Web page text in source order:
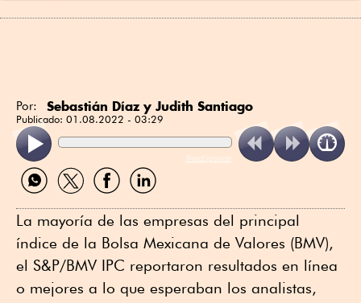
Por: Sebastián Díaz y Judith Santiago
Publicado: 01.08.2022 - 03:29
ReadSpeaker
Compartir
por
Compartir
por
Compartir
por
Compartir
por
La mayoría de las empresas del principal
índice de la Bolsa Mexicana de Valores (BMV),
el S&P/BMV IPC reportaron resultados en línea
o mejores a lo que esperaban los analistas,